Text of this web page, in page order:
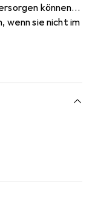
können.
wenn sie nicht im
sich die
ab.